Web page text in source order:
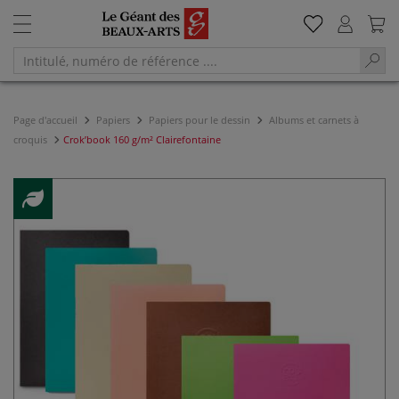
Page d'accueil Papiers Papiers pour le dessin
Albums et carnets à
croquis
Crok’book 160 g/m² Clairefontaine